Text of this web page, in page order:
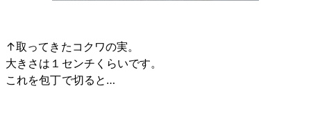
↑取ってきたコクワの実。
大きさは１センチくらいです。
これを包丁で切ると…